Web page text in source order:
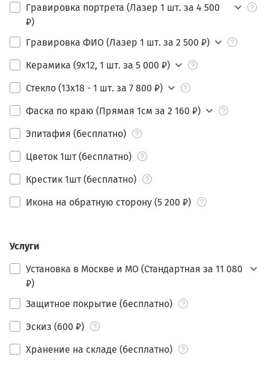
Гравировка портрета (Лазер 1 шт. за 4 500
₽)
Гравировка ФИО (Лазер 1 шт. за 2 500 ₽)
Керамика (9х12, 1 шт. за 5 000 ₽)
Стекло (13х18 - 1 шт. за 7 800 ₽)
Фаска по краю (Прямая 1см за 2 160 ₽)
Эпитафия (бесплатно)
Цветок 1шт (бесплатно)
Крестик 1шт (бесплатно)
Икона на обратную сторону (5 200 ₽)
Услуги
Установка в Москве и МО (Стандартная за 11 080
₽)
Защитное покрытие (бесплатно)
Эскиз (600 ₽)
Хранение на складе (бесплатно)